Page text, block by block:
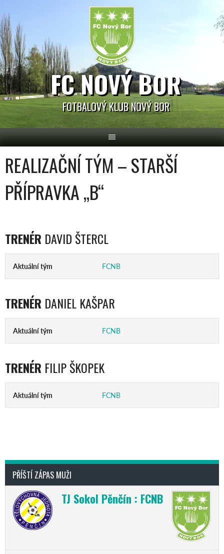
to
content
FC NOVÝ BOR
FOTBALOVÝ KLUB NOVÝ BOR
REALIZAČNÍ TÝM – STARŠÍ
PŘÍPRAVKA „B“
TRENÉR DAVID ŠTERCL
Aktuální tým FCNB
TRENÉR DANIEL KAŠPAR
Aktuální tým FCNB
TRENÉR FILIP ŠKOPEK
Aktuální tým FCNB
PŘÍŠTÍ ZÁPAS MUŽI
TJ Sokol Pěnčín : FCNB